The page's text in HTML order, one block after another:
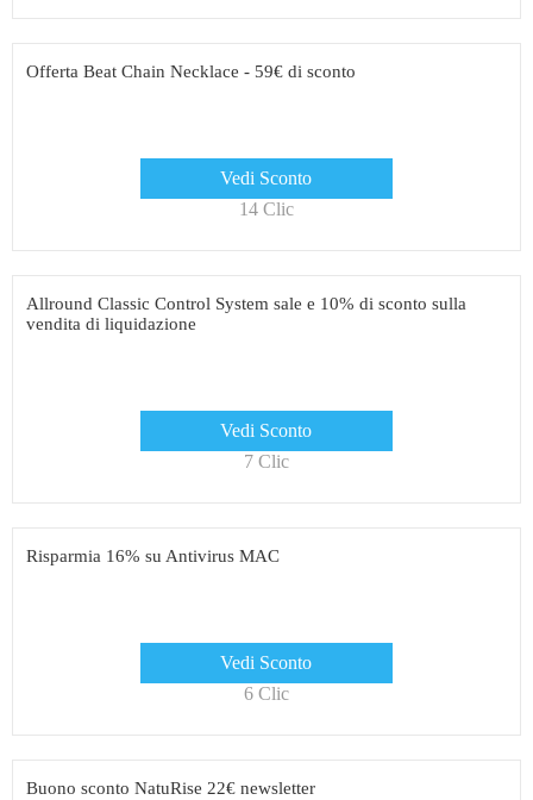
Offerta Beat Chain Necklace - 59€ di sconto
Vedi Sconto
14 Clic
Allround Classic Control System sale e 10% di sconto sulla
vendita di liquidazione
Vedi Sconto
7 Clic
Risparmia 16% su Antivirus MAC
Vedi Sconto
6 Clic
Buono sconto NatuRise 22€ newsletter